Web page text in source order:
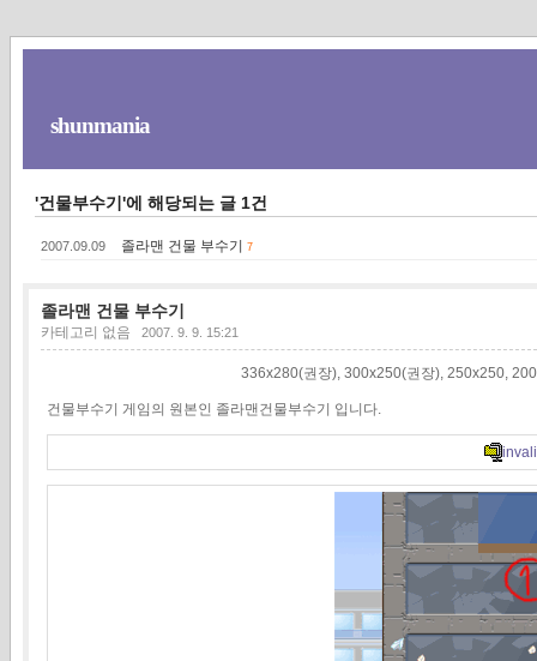
shunmania
'건물부수기'에 해당되는 글 1건
2007.09.09 졸라맨 건물 부수기 7
졸라맨 건물 부수기
카테고리 없음 2007. 9. 9. 15:21
336x280(권장), 300x250(권장), 250x250,
건물부수기 게임의 원본인 졸라맨건물부수기 입니다.